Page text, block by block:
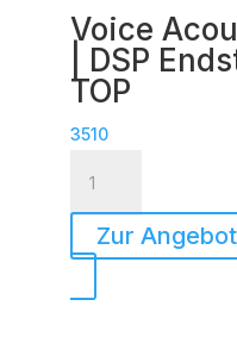
Voice
| DSP
TOP
3510
Acoustic
HDSP-
Zur